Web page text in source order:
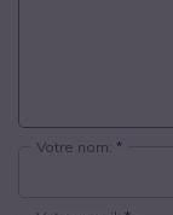
Votre nom: